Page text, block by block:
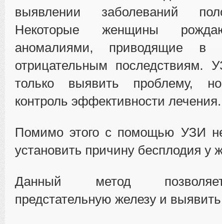
выявлении заболеваний
Некоторые женщины
аномалиями, приводящие в
отрицательным последствиям.
только выявить проблему,
контроль эффективности лечения.
Помимо этого с помощью УЗИ
установить причину бесплодия у
Данный метод
предстательную железу и